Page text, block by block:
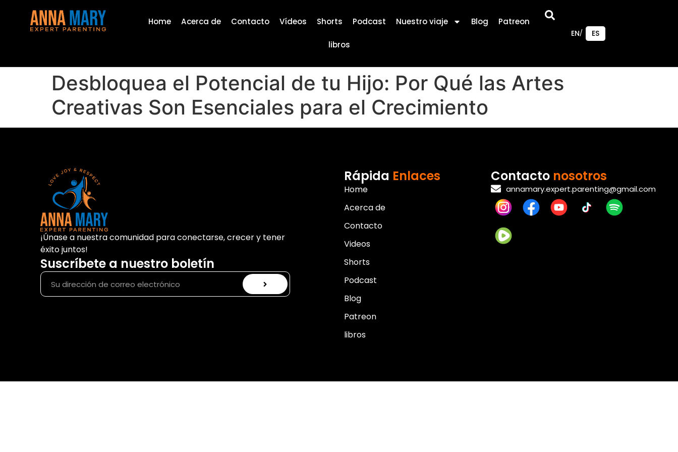
Home Acerca de Contacto Vídeos Shorts Podcast Nuestro viaje Blog Patreon
libros
EN ES
Desbloquea el Potencial de tu Hijo: Por Qué las Artes
Creativas Son Esenciales para el Crecimiento
¡Únase a nuestra comunidad para conectarse, crecer y tener
éxito juntos!
Suscríbete a nuestro boletín
Rápida Enlaces
Home
Acerca de
Contacto
Videos
Shorts
Podcast
Blog
Patreon
libros
Contacto nosotros
annamary.expert.parenting@gmail.com